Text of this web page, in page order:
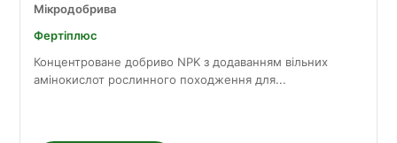
Мікродобрива
Фертіплюс
Концентроване добриво NPK з додаванням вільних
амінокислот рослинного походження для...